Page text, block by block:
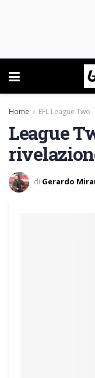
Home EFL League Two
League
di Gerardo